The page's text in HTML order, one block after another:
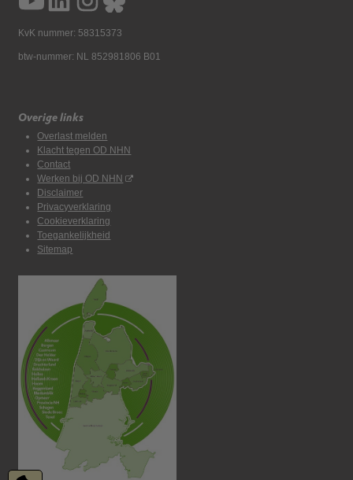
KvK nummer: 58315373
btw-nummer: NL 852981806 B01
Overige links
Overlast melden
Klacht tegen OD NHN
Contact
Werken bij OD NHN
Disclaimer
Privacyverklaring
Cookieverklaring
Toegankelijkheid
Sitemap